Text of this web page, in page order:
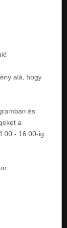
alá, hogy
és
a
- 16:00-ig